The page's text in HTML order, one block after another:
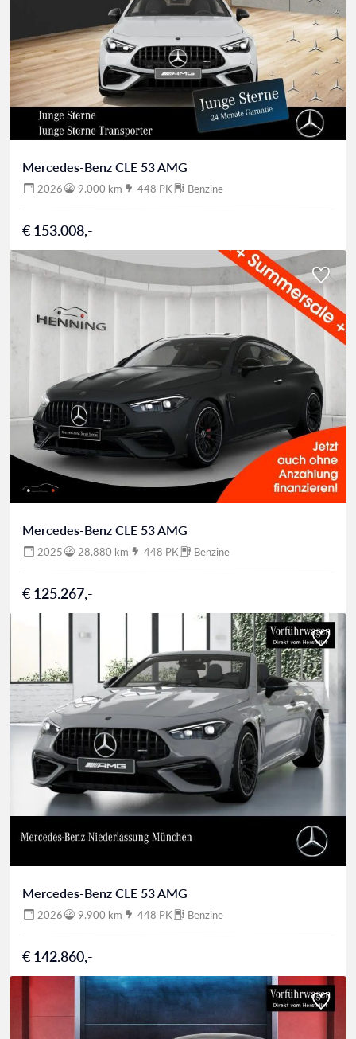
Mercedes-Benz CLE 53 AMG
2026 9.000 km 448 PK Benzine
€ 153.008,-
Mercedes-Benz CLE 53 AMG
2025 28.880 km 448 PK Benzine
€ 125.267,-
Mercedes-Benz CLE 53 AMG
2026 9.900 km 448 PK Benzine
€ 142.860,-